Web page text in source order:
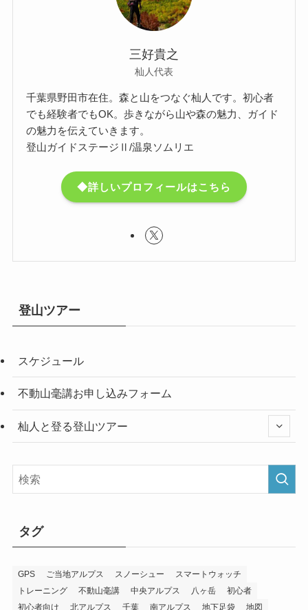
三好貴之
杣人代表
千葉県野田市在住。森と山をつなぐ杣人です。初心者
でも経験者でもOK。歩きながら山や森の魅力、ガイド
の魅力を伝えていきます。
登山ガイドステージⅡ/温泉ソムリエ
◆詳しいプロフィールはこちら
登山ツアー
スケジュール
不動山毫講お申し込みフォーム
杣人と登る登山ツアー
タグ
GPS ご当地アルプス スノーシュー
スマートウォッチ
トレーニング
不動山毫講 中央アルプス 八ヶ岳
初心者
初心者向け
北アルプス 千葉 南アルプス 地下足袋 地図